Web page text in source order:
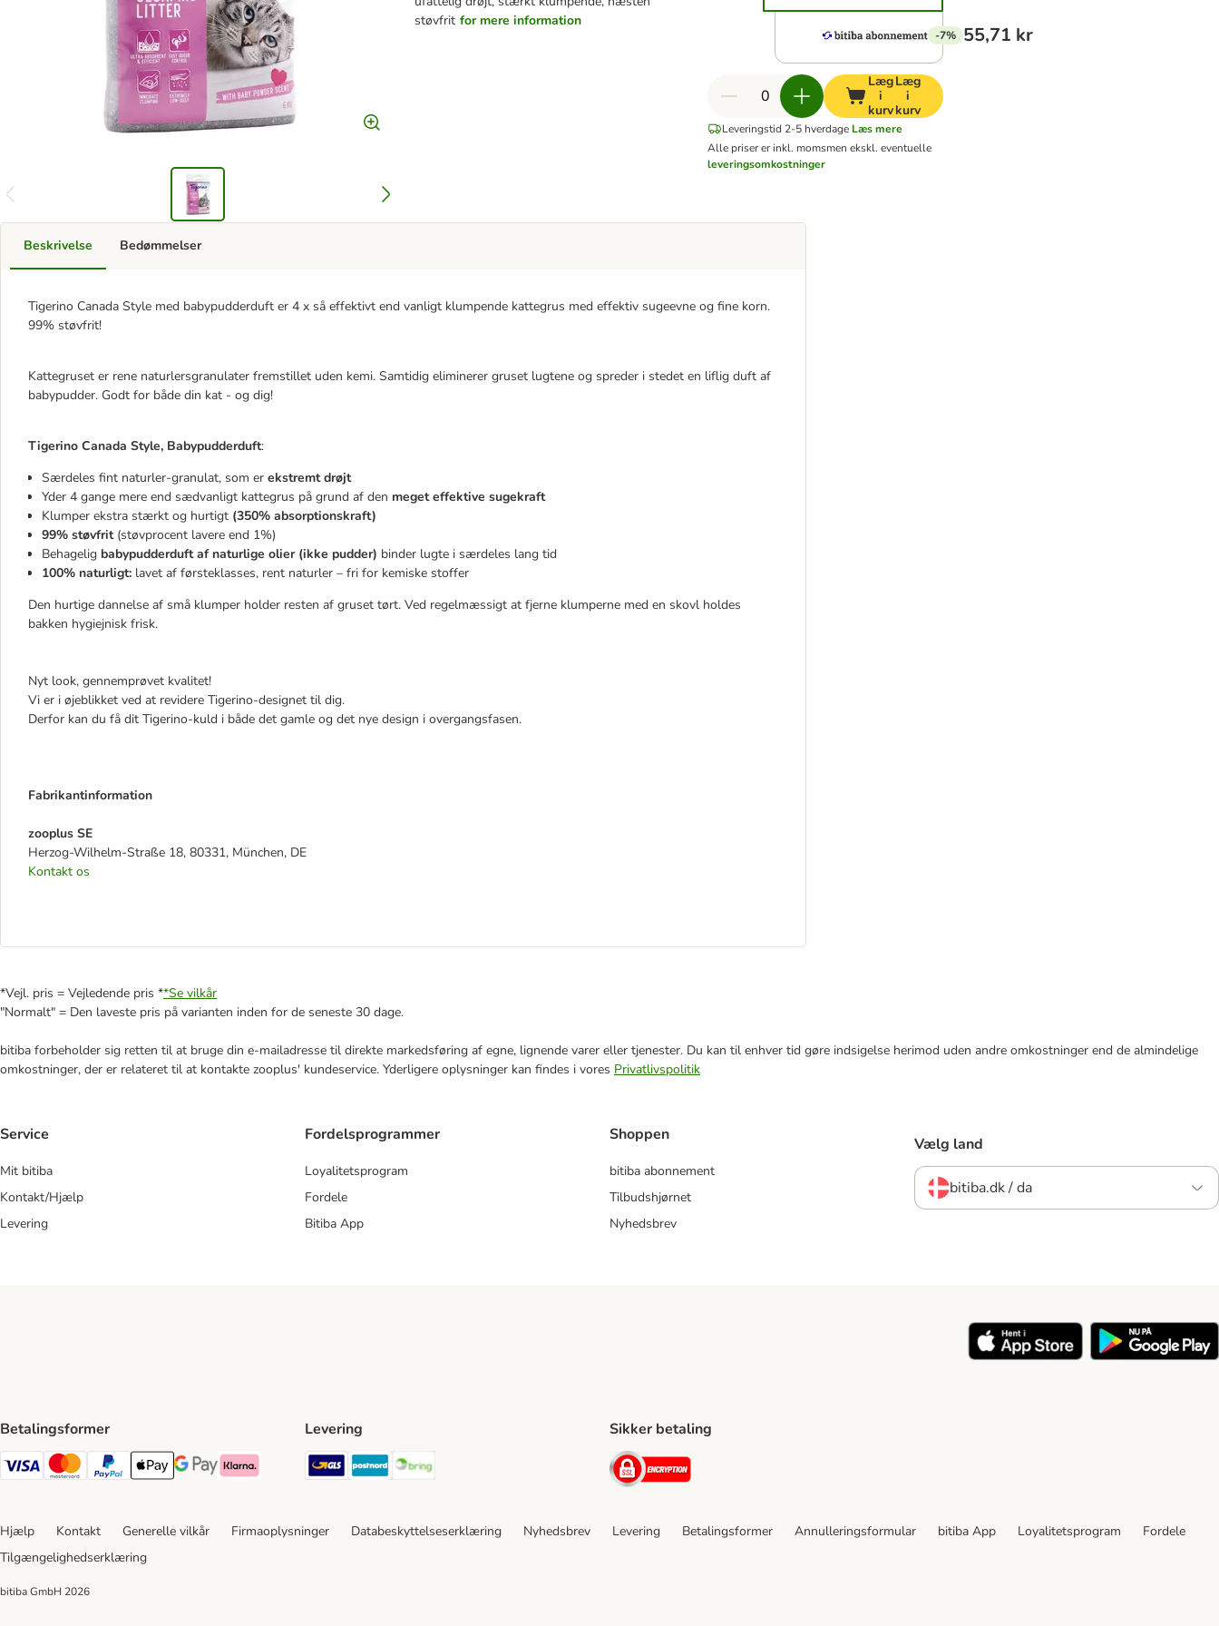
støvfrit for mere information
-7% 55,71 kr
Læg
i
kurv
Læg
i
kurv
Leveringstid 2-5 hverdage Læs mere
Alle priser er inkl. momsmen ekskl. eventuelle
leveringsomkostninger
Beskrivelse
Tigerino Canada Style med babypudderduft er 4 x så effektivt end vanligt klumpende kattegrus med effektiv sugeevne og fine korn.
99% støvfrit!
Kattegruset er rene naturlersgranulater fremstillet uden kemi. Samtidig eliminerer gruset lugtene og spreder i stedet en liflig duft af
babypudder. Godt for både din kat - og dig!
Tigerino Canada Style, Babypudderduft:
Særdeles fint naturler-granulat, som er ekstremt drøjt
Yder 4 gange mere end sædvanligt kattegrus på grund af den meget effektive sugekraft
Klumper ekstra stærkt og hurtigt (350% absorptionskraft)
99% støvfrit(støvprocent lavere end 1%)
Behagelig babypudderduft af naturlige olier (ikke pudder) binder lugte i særdeles lang tid
100% naturligt: lavet af førsteklasses, rent naturler – fri for kemiske stoffer
Den hurtige dannelse af små klumper holder resten af gruset tørt. Ved regelmæssigt at fjerne klumperne med en skovl holdes
bakken hygiejnisk frisk.
Nyt look, gennemprøvet kvalitet!
Vi er i øjeblikket ved at revidere Tigerino-designet til dig.
Derfor kan du få dit Tigerino-kuld i både det gamle og det nye design i overgangsfasen.
Fabrikantinformation
zooplus SE
Herzog-Wilhelm-Straße 18, 80331, München, DE
Kontakt os
Bedømmelser
*Vejl. pris = Vejledende pris **Se vilkår
"Normalt" = Den laveste pris på varianten inden for de seneste 30 dage.
bitiba forbeholder sig retten til at bruge din e-mailadresse til direkte markedsføring af egne, lignende varer eller tjenester. Du kan til enhver tid gøre indsigelse herimod uden andre omkostninger end de almindelige
omkostninger, der er relateret til at kontakte zooplus' kundeservice. Yderligere oplysninger kan findes i vores Privatlivspolitik
Service
Mit bitiba
Kontakt/Hjælp
Levering
Fordelsprogrammer
Loyalitetsprogram
Fordele
Bitiba App
Shoppen
bitiba abonnement
Tilbudshjørnet
Nyhedsbrev
Vælg land
bitiba.dk / da
Betalingsformer
VISA Payment Method
Mastercard Payment Method
Paypal Payment Method
Apple Pay Payment Method
Google Pay Payment Method
Klarna Payment Method
Levering
GLS Shipping Method
Postnord Shipping Method
Sikker betaling
Security
Hjælp Kontakt Generelle vilkår Firmaoplysninger Databeskyttelseserklæring Nyhedsbrev Levering Betalingsformer Annulleringsformular bitiba App Loyalitetsprogram
Fordele
Tilgængelighedserklæring
bitiba GmbH 2026